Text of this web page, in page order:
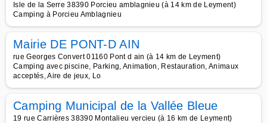
Isle de la Serre 38390 Porcieu amblagnieu (à 14 km de Leyment)
Camping à Porcieu Amblagnieu
Mairie DE PONT-D AIN
rue Georges Convert 01160 Pont d ain (à 14 km de Leyment)
Camping avec piscine, Parking, Animation, Restauration, Animaux
acceptés, Aire de jeux, Lo
Camping Municipal de la Vallée Bleue
19 rue Carrières 38390 Montalieu vercieu (à 16 km de Leyment)